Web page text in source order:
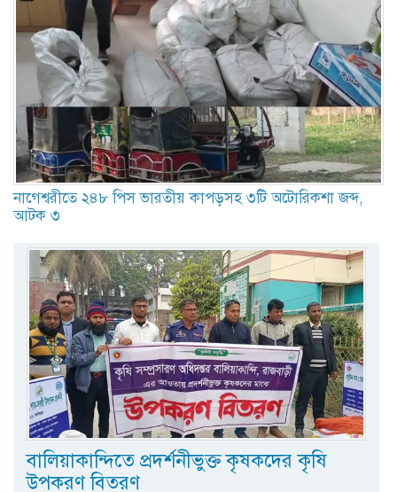
নাগেশ্বরীতে ২৪৮ পিস ভারতীয় কাপড়সহ ৩টি অটোরিকশা জব্দ,
আটক ৩
বালিয়াকান্দিতে প্রদর্শনীভুক্ত কৃষকদের কৃষি
উপকরণ বিতরণ